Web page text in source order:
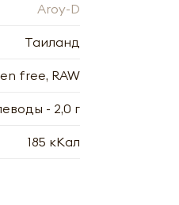
Aroy-D
Таиланд
free, RAW
- 2,0 г
185 кКал